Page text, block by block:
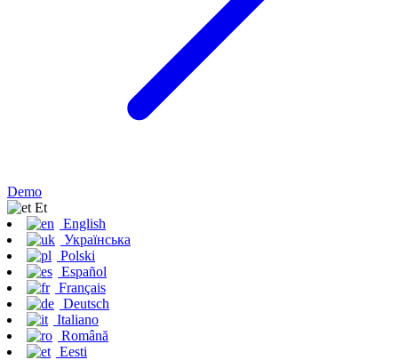
Demo
Et
English
Українська
Polski
Español
Français
Deutsch
Italiano
Română
Eesti